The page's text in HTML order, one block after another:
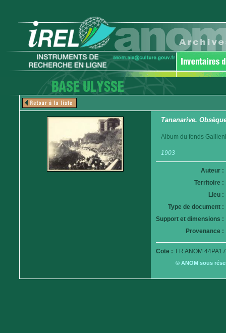
Tananarive.
Album du fonds
1903
Auteur :
Territoire :
Lieu :
Type de document :
Support et dimensions :
Provenance :
Cote : FR ANOM
© ANOM sous